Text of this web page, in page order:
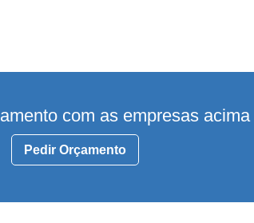
com as empresas acima
Pedir Orçamento